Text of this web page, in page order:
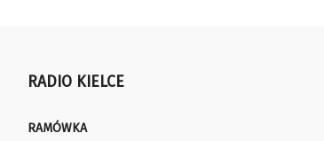
RADIO KIELCE
RAMÓWKA